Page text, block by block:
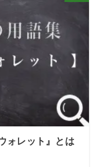
ォレット』とは